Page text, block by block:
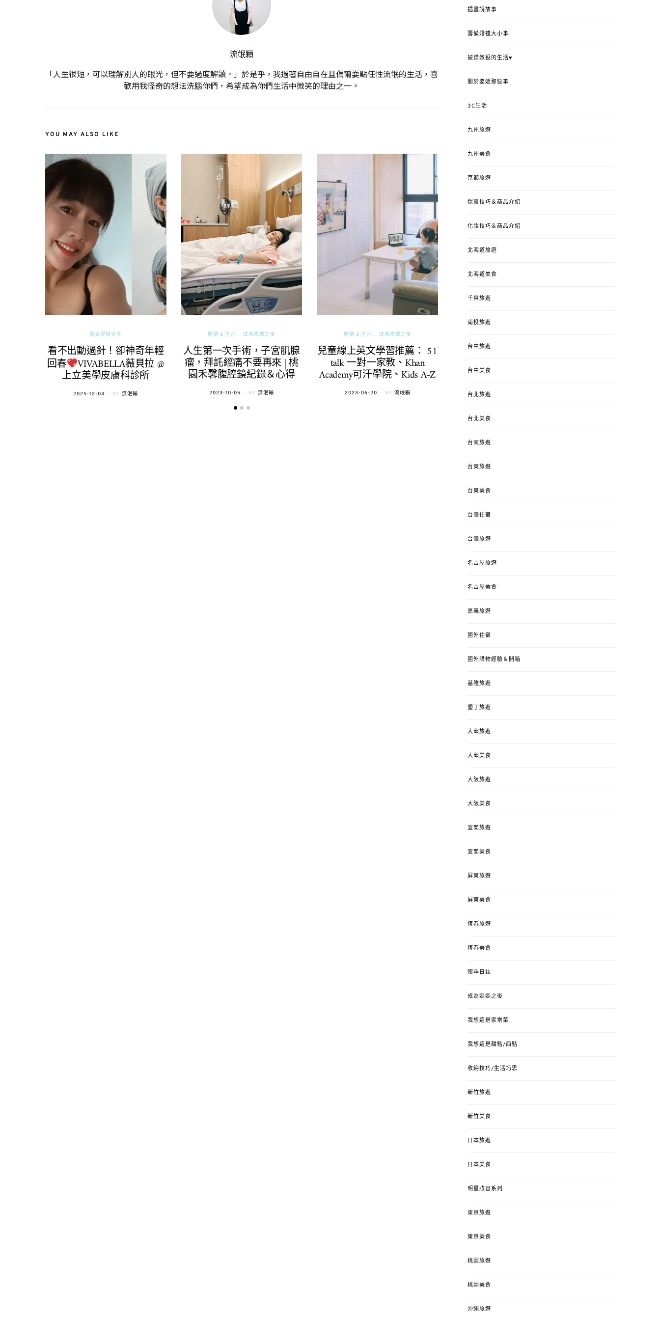
流氓顆
「人生很短，可以理解別人的眼光，但不要過度解讀。」於是乎，我過著自由自在且偶爾耍點任性流氓的生活，喜
歡用我怪奇的想法洗腦你們，希望成為你們生活中微笑的理由之一。
YOU MAY ALSO LIKE
醫美經驗分享
看不出動過針！卻神奇年輕
回春 VIVABELLA薇貝拉 @
上立美學皮膚科診所
POSTED
2025-12-04 BY 流氓顆
婚姻 & 生活 成為媽媽之後
人生第一次手術，子宮肌腺
瘤，拜託經痛不要再來 | 桃
園禾馨腹腔鏡紀錄＆心得
POSTED
2023-10-05 BY 流氓顆
婚姻 & 生活 成為媽媽之後
兒童線上英文學習推薦： 51
talk 一對一家教、Khan
Academy可汗學院、Kids A-Z
POSTED
2023-06-20 BY 流氓顆
4y3m ：視力檢查、練習犯
錯、認識華德福
插畫說故事
籌備婚禮大小事
被貓奴役的生活♥
關於婆媳那些事
3C生活
九州旅遊
九州美食
京都旅遊
保養技巧＆商品介紹
化妝技巧＆商品介紹
北海道旅遊
北海道美食
千葉旅遊
南投旅遊
台中旅遊
台中美食
台北旅遊
台北美食
台南旅遊
台東旅遊
台東美食
台灣住宿
台灣旅遊
名古屋旅遊
名古屋美食
嘉義旅遊
國外住宿
國外購物經驗＆開箱
基隆旅遊
墾丁旅遊
大邱旅遊
大邱美食
大阪旅遊
大阪美食
宜蘭旅遊
宜蘭美食
屏東旅遊
屏東美食
恆春旅遊
恆春美食
懷孕日誌
成為媽媽之後
我想這是家常菜
我想這是甜點/西點
收納技巧/生活巧思
新竹旅遊
新竹美食
日本旅遊
日本美食
明星妝容系列
東京旅遊
東京美食
桃園旅遊
桃園美食
沖繩旅遊